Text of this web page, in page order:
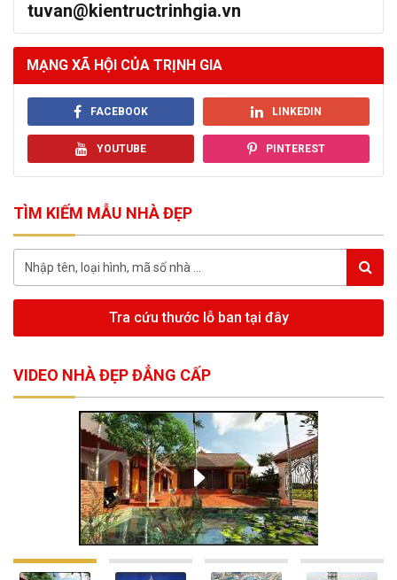
tuvan@kientructrinhgia.vn
MẠNG XÃ HỘI CỦA TRỊNH GIA
FACEBOOK LINKEDIN
YOUTUBE PINTEREST
TÌM KIẾM MẪU NHÀ ĐẸP
Tra cứu thước lỗ ban tại đây
VIDEO NHÀ ĐẸP ĐẲNG CẤP